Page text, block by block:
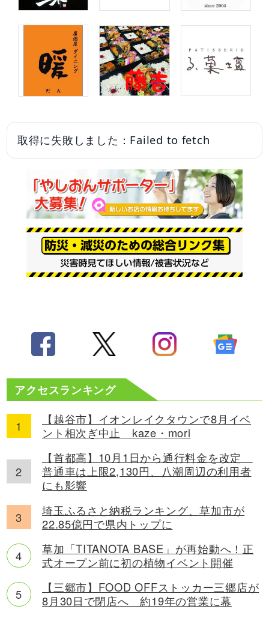
取得に失敗しました：Failed to fetch
アクセスランキング
【越谷市】イオンレイクタウンで8月イベ
ント相次ぎ中止 kaze・mori
【首都高】10月1日から通行料金を改定
普通車は上限2,130円、八潮周辺の利用者
にも影響
埼玉ふるさと納税ランキング、草加市が
22.85億円で県内トップに
草加「TITANOTA BASE」が再始動へ！正
式オープン前に初の植物イベント開催
【三郷市】FOOD OFFストッカー三郷店が
8月30日で閉店へ 約19年の営業に幕